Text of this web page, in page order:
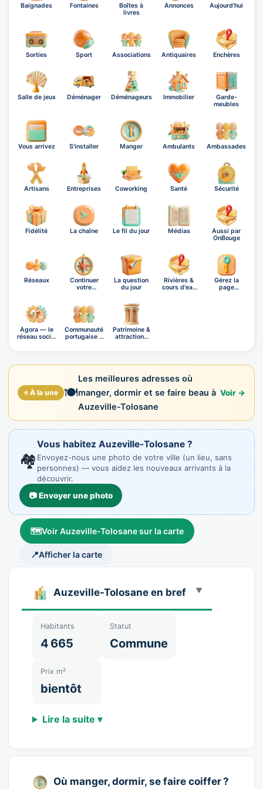
Baignades Fontaines
Boîtes à
livres
Annonces Aujourd'hui
Sorties Sport Associations Antiquaires Enchères
Salle de jeux Déménager Déménageurs Immobilier
Garde-
meubles
Vous arrivez S'installer Manger Ambulants Ambassades
Artisans Entreprises Coworking Santé Sécurité
Fidélité La chaîne Le fil du jour Médias
Aussi par
OnBouge
Réseaux
Continuer
votre
La question
du jour
Rivières &
cours d'eau
Gérez la
page
Ágora — le
réseau social
Communauté
portugaise à
Patrimoine &
attractions
⭐ À la une 🍽️
Les meilleures adresses où
manger, dormir et se faire beau à
Auzeville-Tolosane
Voir →
🏘️
Vous habitez Auzeville-Tolosane ?
Envoyez-nous une photo de votre ville (un lieu, sans
personnes) — vous aidez les nouveaux arrivants à la
découvrir.
📷 Envoyer une photo
🗺️Voir Auzeville-Tolosane sur la carte
📍Afficher la carte
Auzeville-Tolosane en bref
Habitants
4 665
Statut
Commune
Prix m²
bientôt
Lire la suite ▾
Où manger, dormir, se faire coiffer ?